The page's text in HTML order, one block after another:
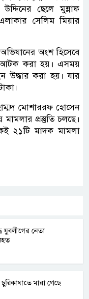
ছেলে মুন্নাফ
সেলিম মিয়ার
অংশ হিসেবে
আটক করা হয়। এসময়
উদ্ধার করা হয়। যার
মোশাররফ হোসেন
প্রস্তুতি চলছে।
২১টি মাদক মামলা
যুবলীগের নেতা
মারা গেছে